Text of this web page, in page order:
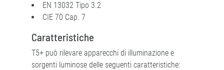
EN 13032 Tipo 3.2
CIE 70 Cap. 7
Caratteristiche
T5+ può rilevare apparecchi di illuminazione e
sorgenti luminose delle seguenti caratteristiche: